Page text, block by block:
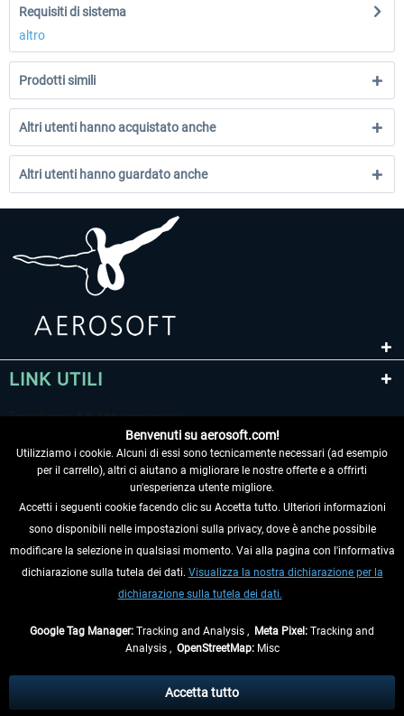
Requisiti di sistema
altro
Prodotti simili
Altri utenti hanno acquistato anche
Altri utenti hanno guardato anche
LINK UTILI
RECEDERE DAL CONTRATTO
INFORMAZIONI
eventualmente le spese di spedizione, se non diversamente descritto.
** Riguarda le spedizioni al di fuori della Germania, i tempi di consegna per le
Benvenuti su aerosoft.com!
Utilizziamo i cookie. Alcuni di essi sono tecnicamente necessari (ad esempio
per il carrello), altri ci aiutano a migliorare le nostre offerte e a offrirti
un'esperienza utente migliore.
Accetti i seguenti cookie facendo clic su Accetta tutto. Ulteriori informazioni
sono disponibili nelle impostazioni sulla privacy, dove è anche possibile
modificare la selezione in qualsiasi momento. Vai alla pagina con l'informativa
dichiarazione sulla tutela dei dati. Visualizza la nostra dichiarazione per la
dichiarazione sulla tutela dei dati.
Google Tag Manager: Tracking and Analysis , Meta Pixel: Tracking and
Analysis , OpenStreetMap:Misc
Accetta tutto